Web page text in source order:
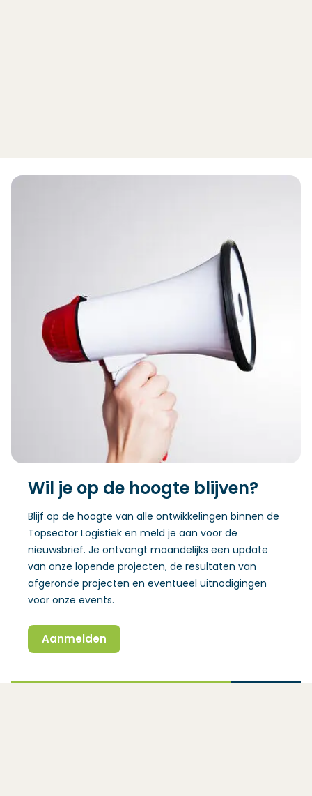
Wil je op de hoogte blijven?
Blijf op de hoogte van alle ontwikkelingen binnen de
Topsector Logistiek en meld je aan voor de
nieuwsbrief. Je ontvangt maandelijks een update
van onze lopende projecten, de resultaten van
afgeronde projecten en eventueel uitnodigingen
voor onze events.
Aanmelden
(Opent in een nieuw venster)